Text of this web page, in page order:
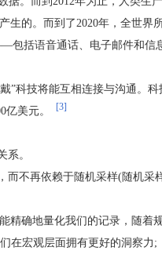
生的。而到了2020年，全世界
包括语音通话、电子邮件和信
”科技将能互相连接与沟通。
美元。
[3]
系。
不再依赖于随机采样(随机采
精确地量化我们的记录，随着
在宏观层面拥有更好的洞察力;